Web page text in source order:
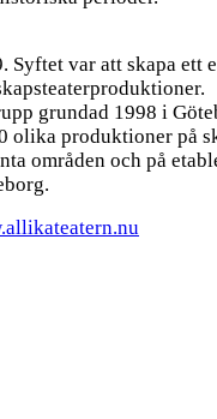
Syftet var att skapa ett
grundad 1998 i
olika produktioner på
områden och på